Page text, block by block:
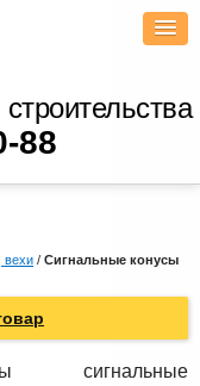
88
вехи / Сигнальные конусы
сигнальные